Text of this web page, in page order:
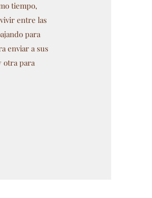
tiempo,
entre las
para
enviar a sus
otra para